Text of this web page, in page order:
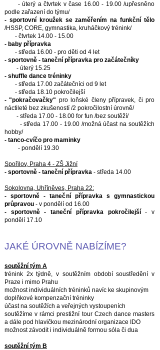
- úterý a čtvrtek v čase 16.00 - 19.00 /upřesněno
podle zařazení do týmu/
- sportovní kroužek se zaměřením na funkční tělo
/HSSP, CORE, gymnastika, kruháčkový trénink/
- čtvrtek 14.00 - 15.00
- baby přípravka
- středa 16.00 - pro děti od 4 let
- sportovně - taneční přípravka pro začátečníky
- úterý 15.25
- shuffle dance tréninky
- středa 17.00 začátečníci od 9 let
- středa 18.10 pokročilejší
- "pokračovačky" pro loňské členy přípravek, či pro
náctileté bez zkušeností /2 pokročilostní úrovně/
- středa 17.00 - 18.00 for fun /bez soutěží/
- středa 17.00 - 19.00/možná účast na soutěžích
hobby/
- tanco-cvíčo pro maminky
- pondělí 19.30
Spořilov, Praha 4 - ZŠ Jižní
- sportovně - taneční přípravka - středa 14.00
Sokolovna, Uhříněves, Praha 22:
- sportovně - taneční přípravka s gymnastickou
průpravou - v pondělí od 16.00
- sportovně - taneční přípravka pokročilejší- v
pondělí 17.10
JAKÉ ÚROVNĚ NABÍZÍME?
soutěžní tým A
trénink 2x týdně, v soutěžním období soustředění v
Praze i mimo Prahu
možnost individuálních tréninků navíc ke skupinovým
doplňkové kompenzační tréninky
účast na soutěžích a veřejných vystoupeních
soutěžíme v rámci prestižní tour Czech dance masters
a dále pod hlavičkou mezinárodní organizace IDO
možnost závodit i individuálně formou sóla či dua
soutěžní tým B